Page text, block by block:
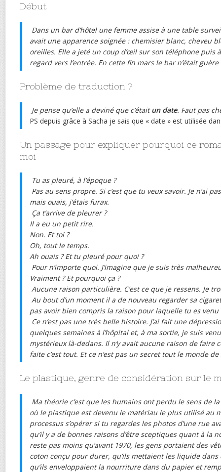
Début
Dans un bar d’hôtel une femme assise à une table
avait une apparence soignée : chemisier blanc, cheveu
oreilles. Elle a jeté un coup d’œil sur son téléphone puis
regard vers l’entrée. En cette fin mars le bar n’était
Problème de traduction ?
Je pense qu’elle a deviné que c’étaitun date. Faut pas
PS depuis grâce à Sacha je sais que « date » est utilisée
Un passage pour expliquer pourquoi ce
moi
Tu as pleuré, à l’époque ?
Pas au sens propre. Si c’est que tu veux savoir. Je n’ai
mais ouais, j’étais furax.
Ça t’arrive de pleurer ?
Il a eu un petit rire.
Non. Et toi ?
Oh, tout le temps.
Ah ouais ? Et tu pleuré pour quoi ?
Pour n’importe quoi. J’imagine que je suis très
Vraiment ? Et pourquoi ça ?
Aucune raison particulière. C’est ce que je ressens. Je
Au bout d’un moment il a de nouveau regarder sa
pas avoir bien compris la raison pour laquelle tu es
Ce n’est pas une très belle histoire. J’ai fait une
quelques semaines à l’hôpital et, à ma sortie, je suis
mystérieux là-dedans. Il n’y avait aucune raison de faire
faite c’est tout. Et ce n’est pas un secret tout le monde de
Le plastique, genre de considération sur le
Ma théorie c’est que les humains ont perdu le sens de la
où le plastique est devenu le matériau le plus utilisé au
processus s’opérer si tu regardes les photos d’une rue
qu’il y a de bonnes raisons d’être sceptiques quant à la
reste pas moins qu’avant 1970, les gens portaient des
coton conçu pour durer, qu’ils mettaient les liquide
qu’ils enveloppaient la nourriture dans du papier et